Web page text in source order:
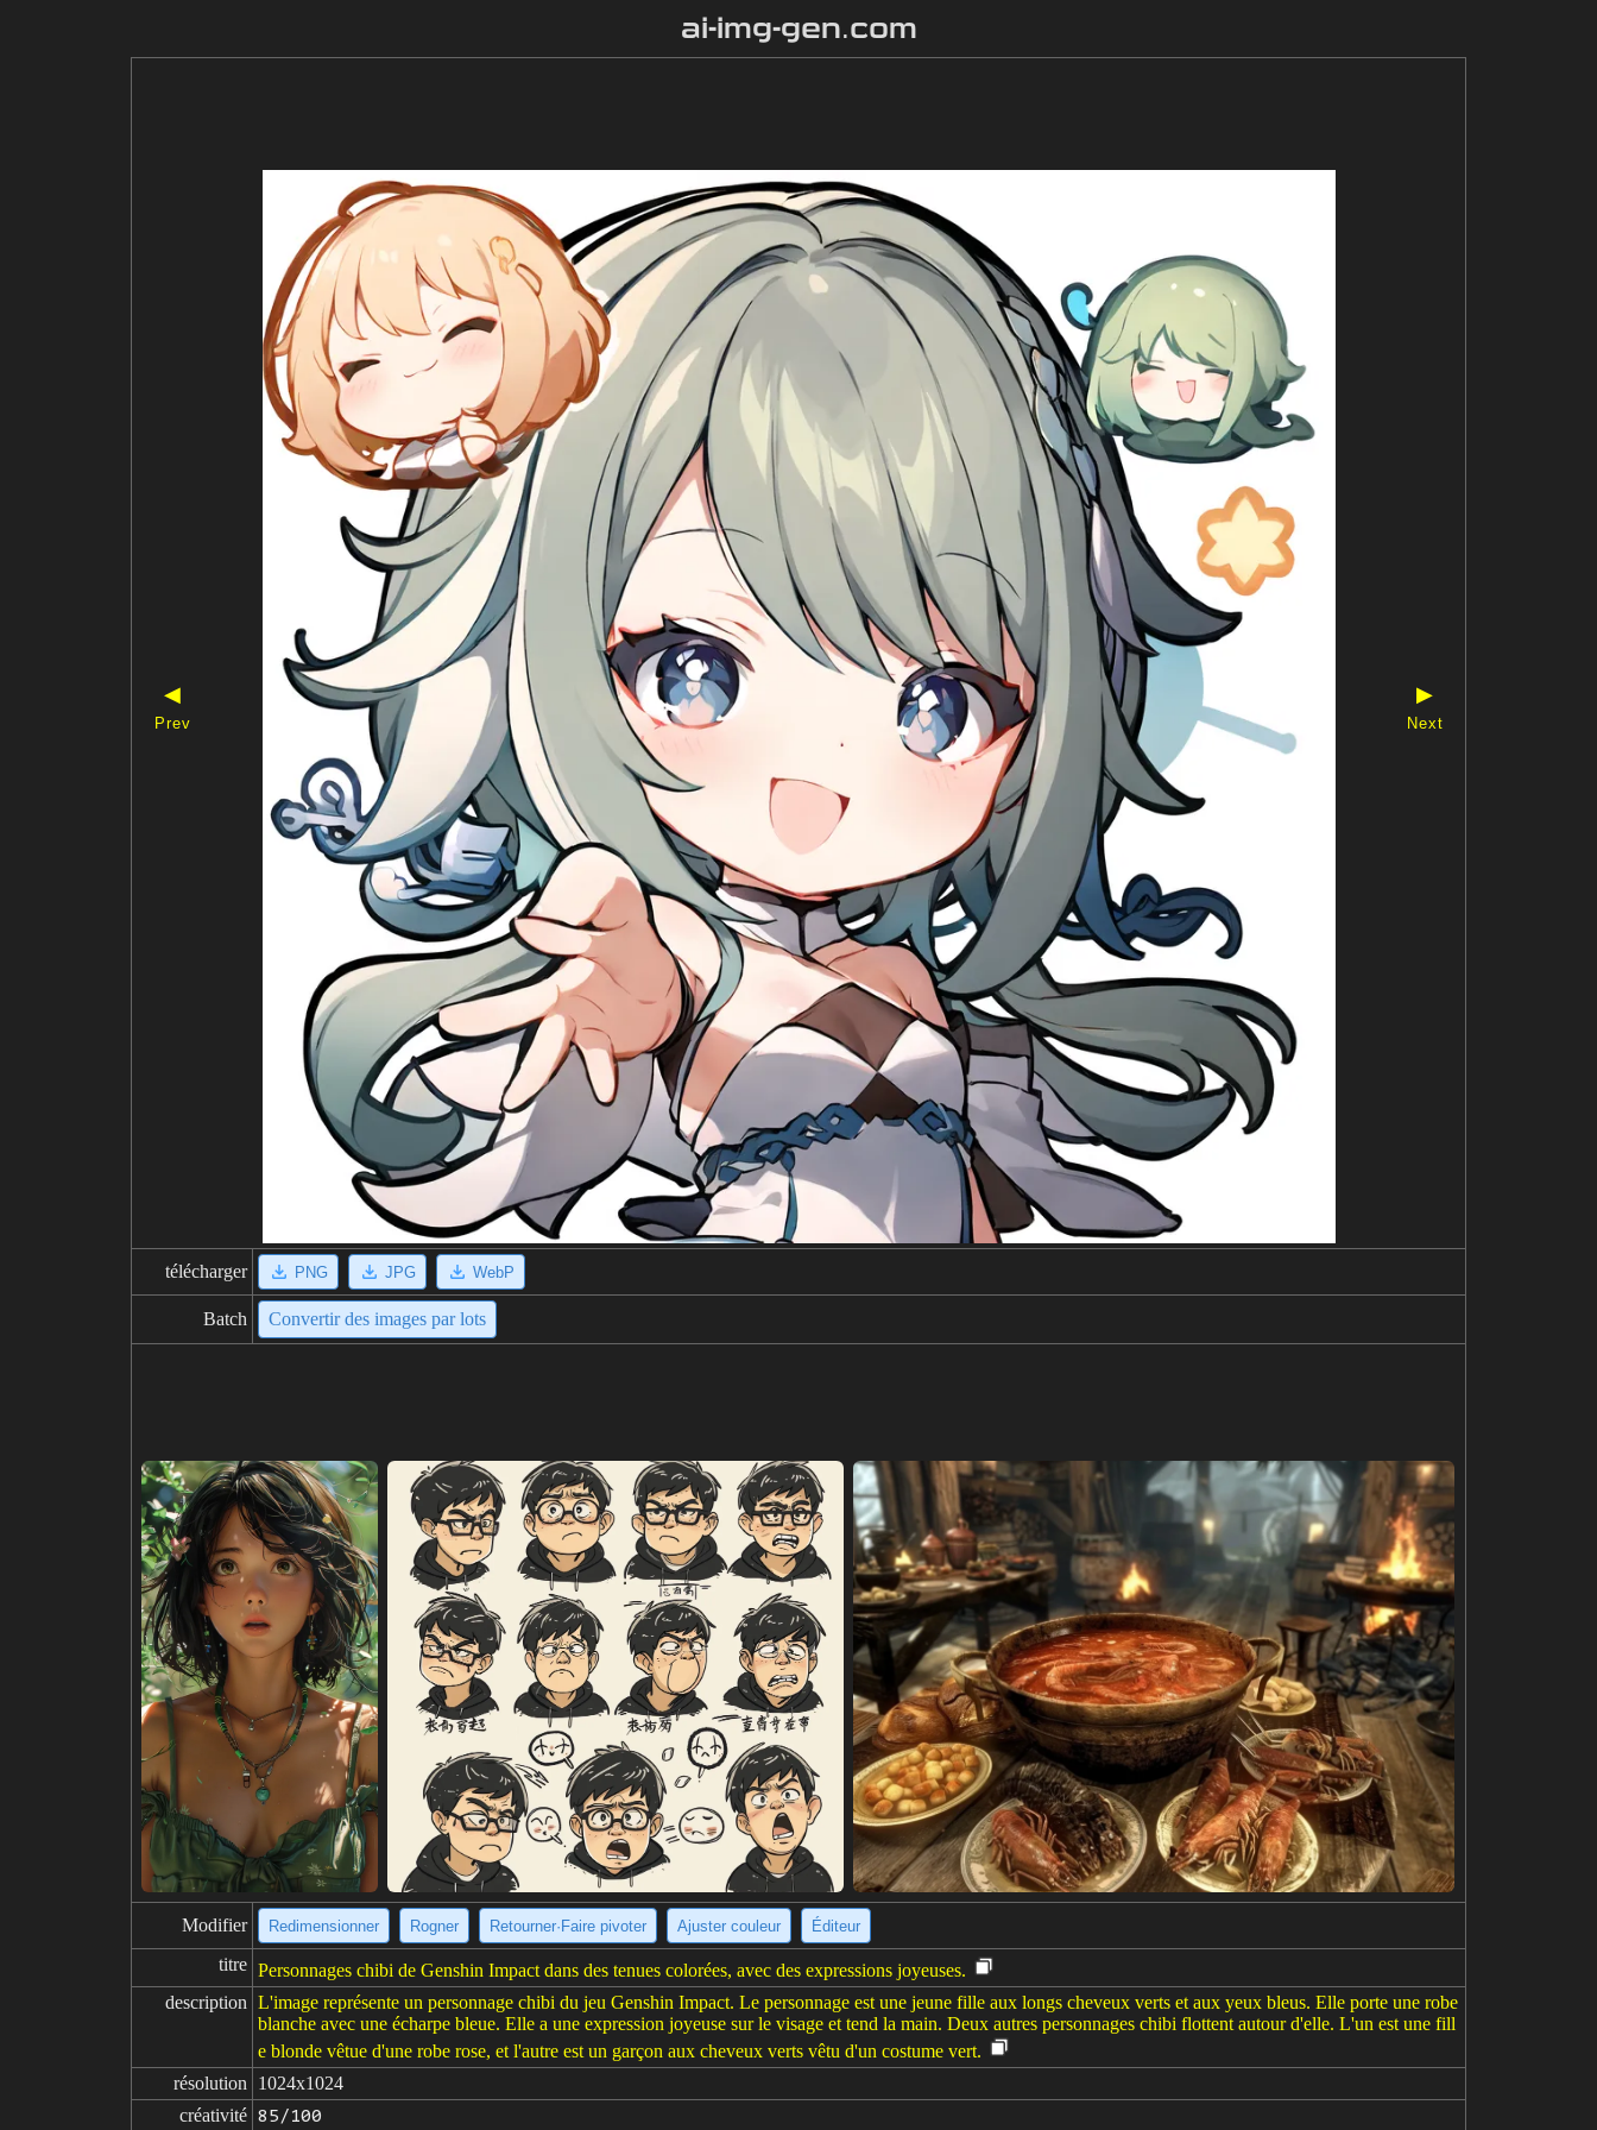
ai-img-gen.com
◀
Prev
▶
Next
télécharger PNG JPG WebP
Batch Convertir des images par lots
Modifier Redimensionner Rogner Retourner·Faire pivoter Ajuster couleur Éditeur
titre Personnages chibi de Genshin Impact dans des tenues colorées, avec des expressions joyeuses.
description L'image représente un personnage chibi du jeu Genshin Impact. Le personnage est une jeune fille aux longs cheveux verts et aux yeux bleus. Elle porte une robe
blanche avec une écharpe bleue. Elle a une expression joyeuse sur le visage et tend la main. Deux autres personnages chibi flottent autour d'elle. L'un est une fill
e blonde vêtue d'une robe rose, et l'autre est un garçon aux cheveux verts vêtu d'un costume vert.
résolution
1024x1024
créativité 85/100